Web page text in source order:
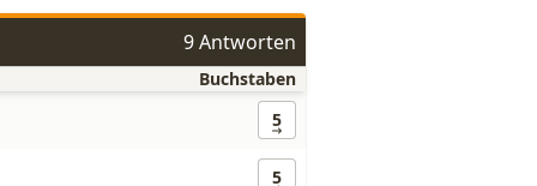
9 Antworten
Buchstaben
5
5